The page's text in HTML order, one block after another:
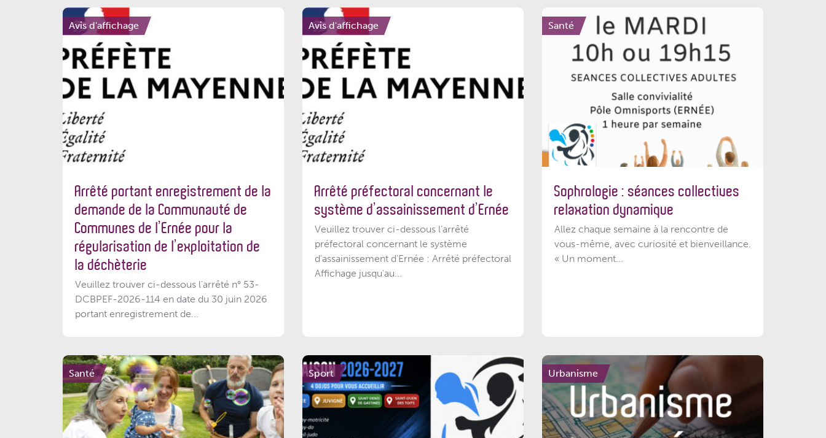
Avis d'affichage
Arrêté portant enregistrement de la
demande de la Communauté de
Communes de l’Ernée pour la
régularisation de l’exploitation de
la déchèterie
Veuillez trouver ci-dessous l'arrêté n° 53-
DCBPEF-2026-114 en date du 30 juin 2026
portant enregistrement de...
Avis d'affichage
Arrêté préfectoral concernant le
système d’assainissement d’Ernée
Veuillez trouver ci-dessous l’arrêté
préfectoral concernant le système
d'assainissement d'Ernée : Arrêté préfectoral
Affichage jusqu'au...
Santé
Sophrologie : séances collectives
relaxation dynamique
Allez chaque semaine à la rencontre de
vous-même, avec curiosité et bienveillance.
« Un moment...
Santé Sport Urbanisme